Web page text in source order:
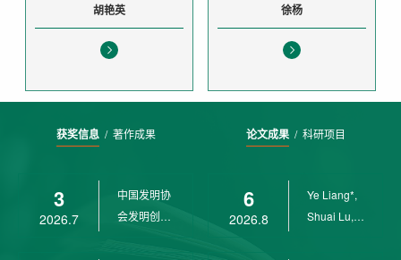
胡艳英 徐杨
获奖信息/ 著作成果
3
2026.7
中国发明协
会发明创业
论文成果/ 科研项目
6
2026.8
Ye Liang*,
Shuai Lu,